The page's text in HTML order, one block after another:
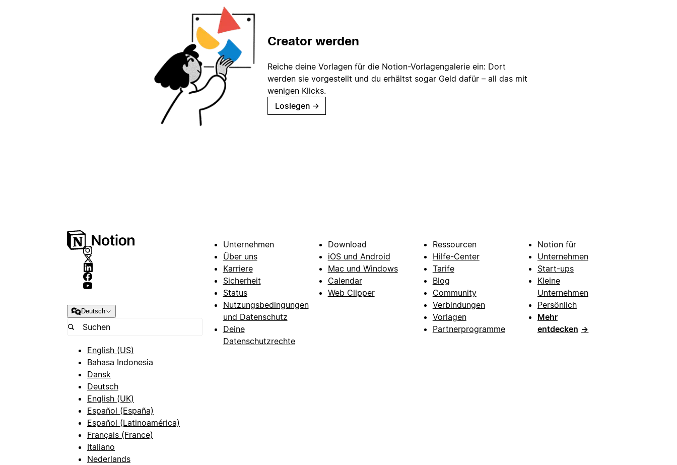
Creator werden
Reiche deine Vorlagen für die Notion-Vorlagengalerie ein: Dort
werden sie vorgestellt und du erhältst sogar Geld dafür – all das mit
wenigen Klicks.
Loslegen →
Deutsch
English (US)
Bahasa Indonesia
Dansk
Deutsch
English (UK)
Español (España)
Español (Latinoamérica)
Français (France)
Italiano
Nederlands
Unternehmen
Über uns
Karriere
Sicherheit
Status
Nutzungsbedingungen
und Datenschutz
Deine
Datenschutzrechte
Download
iOS und Android
Mac und Windows
Calendar
Web Clipper
Ressourcen
Hilfe-Center
Tarife
Blog
Community
Verbindungen
Vorlagen
Partnerprogramme
Notion für
Unternehmen
Start-ups
Kleine
Unternehmen
Persönlich
Mehr
entdecken →